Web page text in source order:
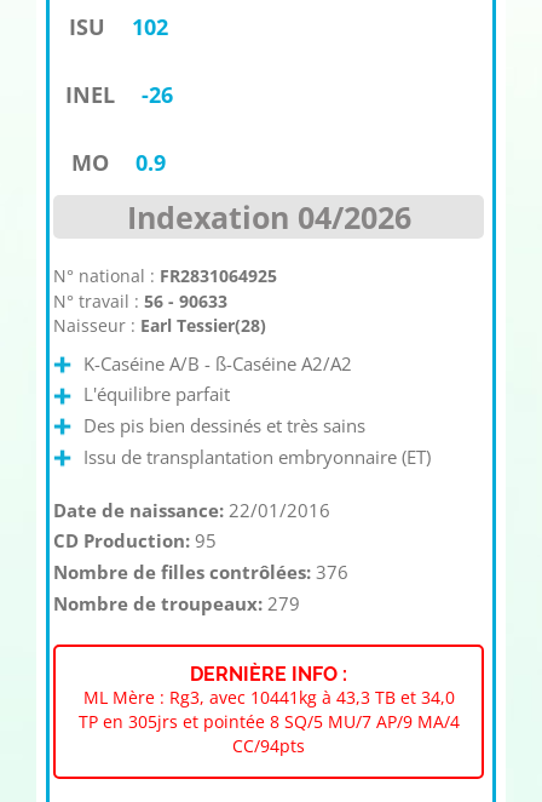
ISU 102
INEL -26
MO 0.9
Indexation 04/2026
N° national : FR2831064925
N° travail : 56 - 90633
Naisseur : Earl Tessier(28)
K-Caséine A/B - ß-Caséine A2/A2
L'équilibre parfait
Des pis bien dessinés et très sains
Issu de transplantation embryonnaire (ET)
Date de naissance:22/01/2016
CD Production:95
Nombre de filles contrôlées:376
Nombre de troupeaux:279
DERNIÈRE INFO :
ML Mère : Rg3, avec 10441kg à 43,3 TB et 34,0
TP en 305jrs et pointée 8 SQ/5 MU/7 AP/9 MA/4
CC/94pts